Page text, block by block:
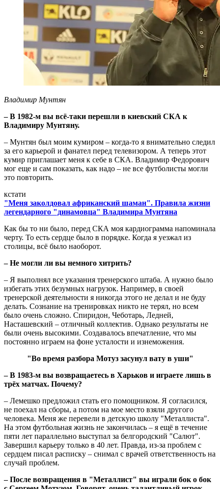
Владимир Мунтян
– В 1982-м вы всё-таки перешли в киевский СКА к
Владимиру Мунтяну.
– Мунтян был моим кумиром – когда-то я внимательно следил
за его карьерой и фанател перед телевизором. А теперь этот
кумир приглашает меня к себе в СКА. Владимир Федорович
мог еще и сам показать, как надо – не все футболисты могли
это повторить.
кстати
"Меня заколдовал африканский шаман". Правила жизни
легендарного "динамовца" Владимира Мунтяна
Как бы то ни было, перед СКА моя кардиограмма напоминала
черту. То есть сердце было в порядке. Когда я уезжал из
столицы, всё было наоборот.
– Не могли ли вы немного хитрить?
– Я выполнял все указания тренерского штаба. А нужно было
избегать этих безумных нагрузок. Например, в своей
тренерской деятельности я никогда этого не делал и не буду
делать. Сознание на тренировках никто не терял, но всем
было очень сложно. Спиридон, Чеботарь, Ледней,
Насташевский – отличный коллектив. Однако результаты не
были очень высокими. Создавалось впечатление, что мы
постоянно играем на фоне усталости и изнеможения.
"Во время разбора Мотуз засунул вату в уши"
– В 1983-м вы возвращаетесь в Харьков и играете лишь в
трёх матчах. Почему?
– Лемешко предложил стать его помощником. Я согласился,
не поехал на сборы, а потом на мое место взяли другого
человека. Меня же перевели в детскую школу "Металлиста".
На этом футбольная жизнь не закончилась – я ещё в течение
пяти лет параллельно выступал за белгородский "Салют".
Завершил карьеру только в 40 лет. Правда, из-за проблем с
сердцем писал расписку – снимал с врачей ответственность на
случай проблем.
– После возвращения в "Металлист" вы играли бок о бок